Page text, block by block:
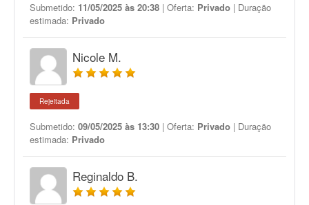
Submetido: 11/05/2025 às 20:38 | Oferta: Privado | Duração
estimada: Privado
Nicole M.
Rejeitada
Submetido: 09/05/2025 às 13:30 | Oferta: Privado | Duração
estimada: Privado
Reginaldo B.